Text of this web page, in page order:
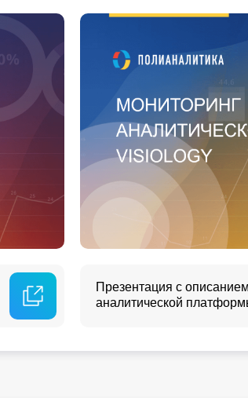
Презентация с
аналитической